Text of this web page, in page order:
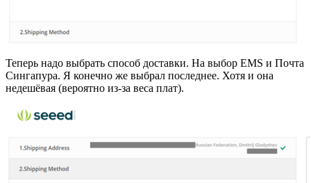
Теперь надо выбрать способ доставки. На выбор EMS и Почта
Сингапура. Я конечно же выбрал последнее. Хотя и она
недешёвая (вероятно из-за веса плат).